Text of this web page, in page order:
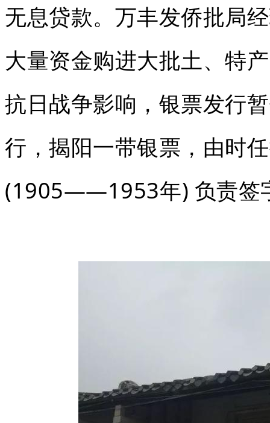
无息贷款。万丰发侨批局
大量资金购进大批土、特
抗日战争影响，银票发行
行，揭阳一带银票，由时
(1905——1953年) 负责签